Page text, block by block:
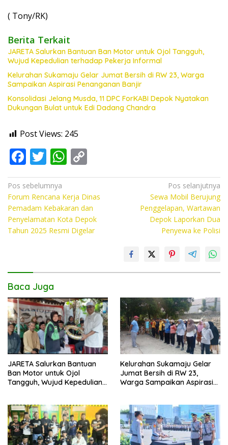
( Tony/RK)
Berita Terkait
JARETA Salurkan Bantuan Ban Motor untuk Ojol Tangguh,
Wujud Kepedulian terhadap Pekerja Informal
Kelurahan Sukamaju Gelar Jumat Bersih di RW 23, Warga
Sampaikan Aspirasi Penanganan Banjir
Konsolidasi Jelang Musda, 11 DPC ForKABI Depok Nyatakan
Dukungan Bulat untuk Edi Dadang Chandra
Post Views: 245
F
ac
e
b
o
o
T
w
itt
er
W
h
at
s
A
p
o
p
y
Li
n
Navigasi
pos
Pos sebelumnya
Forum Rencana Kerja Dinas
Pemadam Kebakaran dan
Penyelamatan Kota Depok
Tahun 2025 Resmi Digelar
Pos selanjutnya
Sewa Mobil Berujung
Penggelapan, Wartawan
Depok Laporkan Dua
Penyewa ke Polisi
Baca Juga
JARETA Salurkan Bantuan
Ban Motor untuk Ojol
Tangguh, Wujud Kepedulian
Kelurahan Sukamaju Gelar
Jumat Bersih di RW 23,
Warga Sampaikan Aspirasi